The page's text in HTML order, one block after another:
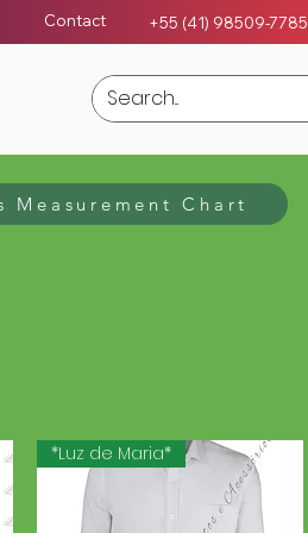
Contact +55 (41) 98509-7785
Measurement Chart
*Luz de Maria*